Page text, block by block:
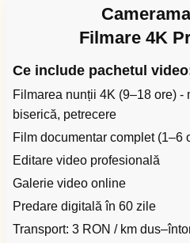
Filmare 4K
Ce include pachetul
Filmarea nunții 4K (9–18 ore) -
biserică, petrecere
Film documentar complet (1–6
Editare video profesională
Galerie video online
Predare digitală în 60 zile
Transport: 3 RON / km